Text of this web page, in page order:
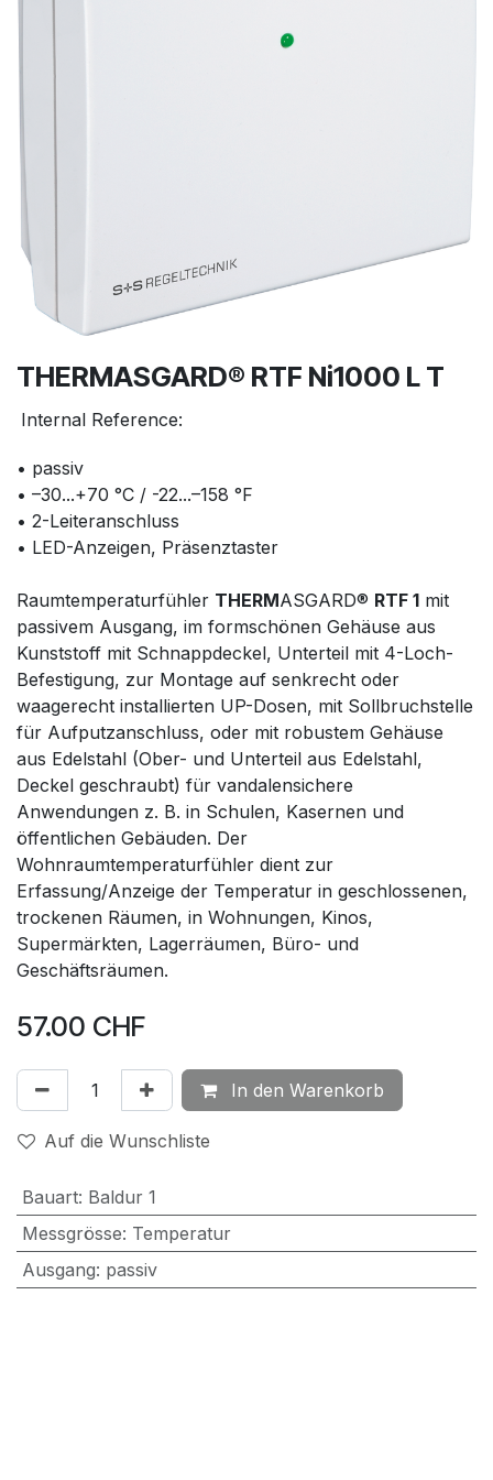
THERMASGARD® RTF Ni1000 L T
Internal Reference:
• passiv
• –30...+70 °C / -22...–158 °F
• 2-Leiteranschluss
• LED-Anzeigen, Präsenztaster
Raumtemperaturfühler THERMASGARD® RTF 1 mit
passivem Ausgang, im formschönen Gehäuse aus
Kunststoff mit Schnappdeckel, Unterteil mit 4-Loch-
Befestigung, zur Montage auf senkrecht oder
waagerecht installierten UP-Dosen, mit Sollbruchstelle
für Aufputzanschluss, oder mit robustem Gehäuse
aus Edelstahl (Ober- und Unterteil aus Edelstahl,
Deckel geschraubt) für vandalensichere
Anwendungen z. B. in Schulen, Kasernen und
öffentlichen Gebäuden. Der
Wohnraumtemperaturfühler dient zur
Erfassung/Anzeige der Temperatur in geschlossenen,
trockenen Räumen, in Wohnungen, Kinos,
Supermärkten, Lagerräumen, Büro- und
Geschäftsräumen.
57.00 CHF
In den Warenkorb
Auf die Wunschliste
Bauart: Baldur 1
Messgrösse: Temperatur
Ausgang: passiv